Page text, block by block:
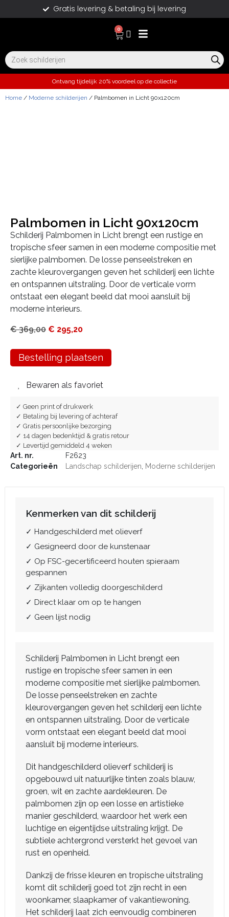
Gratis levering & betaling bij levering
0
Ontvang tijdelijk 20% voordeel op de collectie
Home / Moderne schilderijen / Palmbomen in Licht 90x120cm
Palmbomen in Licht 90x120cm
Schilderij Palmbomen in Licht brengt een rustige en
tropische sfeer samen in een moderne compositie met
sierlijke palmbomen. De losse penseelstreken en
zachte kleurovergangen geven het schilderij een lichte
en ontspannen uitstraling. Door de verticale vorm
ontstaat een elegant beeld dat mooi aansluit bij
moderne interieurs.
€369,00 € 295,20
Bestelling plaatsen
Bewaren als favoriet
✓ Geen print of drukwerk
✓ Betaling bij levering of achteraf
✓ Gratis persoonlijke bezorging
✓ 14 dagen bedenktijd & gratis retour
✓ Levertijd gemiddeld 4 weken
Art. nr.
F2623
Categorieën
Landschap schilderijen Moderne schilderijen
Kenmerken van dit schilderij
✓ Handgeschilderd met olieverf
✓ Gesigneerd door de kunstenaar
✓ Op FSC-gecertificeerd houten spieraam
gespannen
✓ Zijkanten volledig doorgeschilderd
✓ Direct klaar om op te hangen
✓ Geen lijst nodig
Schilderij Palmbomen in Licht brengt een
rustige en tropische sfeer samen in een
moderne compositie met sierlijke palmbomen.
De losse penseelstreken en zachte
kleurovergangen geven het schilderij een lichte
en ontspannen uitstraling. Door de verticale
vorm ontstaat een elegant beeld dat mooi
aansluit bij moderne interieurs.
Dit handgeschilderd olieverf schilderij is
opgebouwd uit natuurlijke tinten zoals blauw,
groen, wit en zachte aardekleuren. De
palmbomen zijn op een losse en artistieke
manier geschilderd, waardoor het werk een
luchtige en eigentijdse uitstraling krijgt. De
subtiele achtergrond versterkt het gevoel van
rust en openheid.
Dankzij de frisse kleuren en tropische uitstraling
komt dit schilderij goed tot zijn recht in een
woonkamer, slaapkamer of vakantiewoning.
Het schilderij laat zich eenvoudig combineren